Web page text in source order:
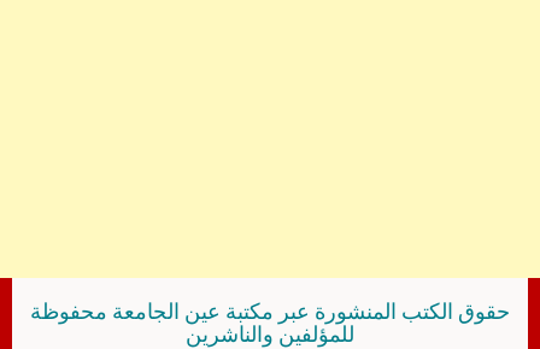
حقوق الكتب المنشورة عبر مكتبة عين الجامعة محفوظة
للمؤلفين والناشرين